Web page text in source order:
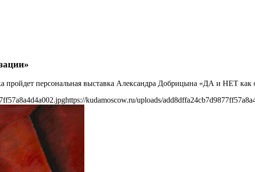
пройдет персональная выставка Александра Добрицына «ДА и НЕТ
https://kudamoscow.ru/uploads/